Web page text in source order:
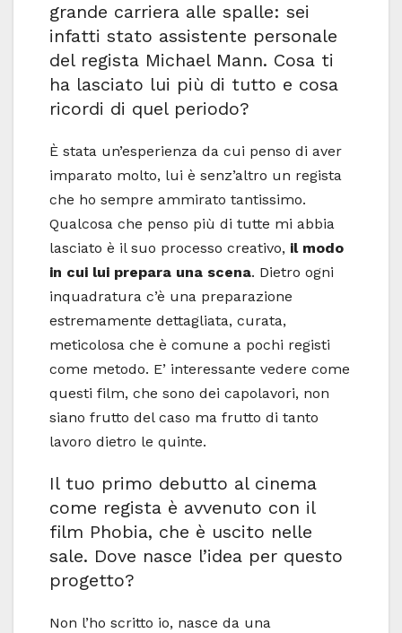
grande carriera alle spalle: sei
infatti stato assistente personale
del regista Michael Mann. Cosa ti
ha lasciato lui più di tutto e cosa
ricordi di quel periodo?
È stata un’esperienza da cui penso di aver
imparato molto, lui è senz’altro un regista
che ho sempre ammirato tantissimo.
Qualcosa che penso più di tutte mi abbia
lasciato è il suo processo creativo, il modo
in cui lui prepara una scena. Dietro ogni
inquadratura c’è una preparazione
estremamente dettagliata, curata,
meticolosa che è comune a pochi registi
come metodo. E’ interessante vedere come
questi film, che sono dei capolavori, non
siano frutto del caso ma frutto di tanto
lavoro dietro le quinte.
Il tuo primo debutto al cinema
come regista è avvenuto con il
film Phobia, che è uscito nelle
sale. Dove nasce l’idea per questo
progetto?
Non l’ho scritto io, nasce da una